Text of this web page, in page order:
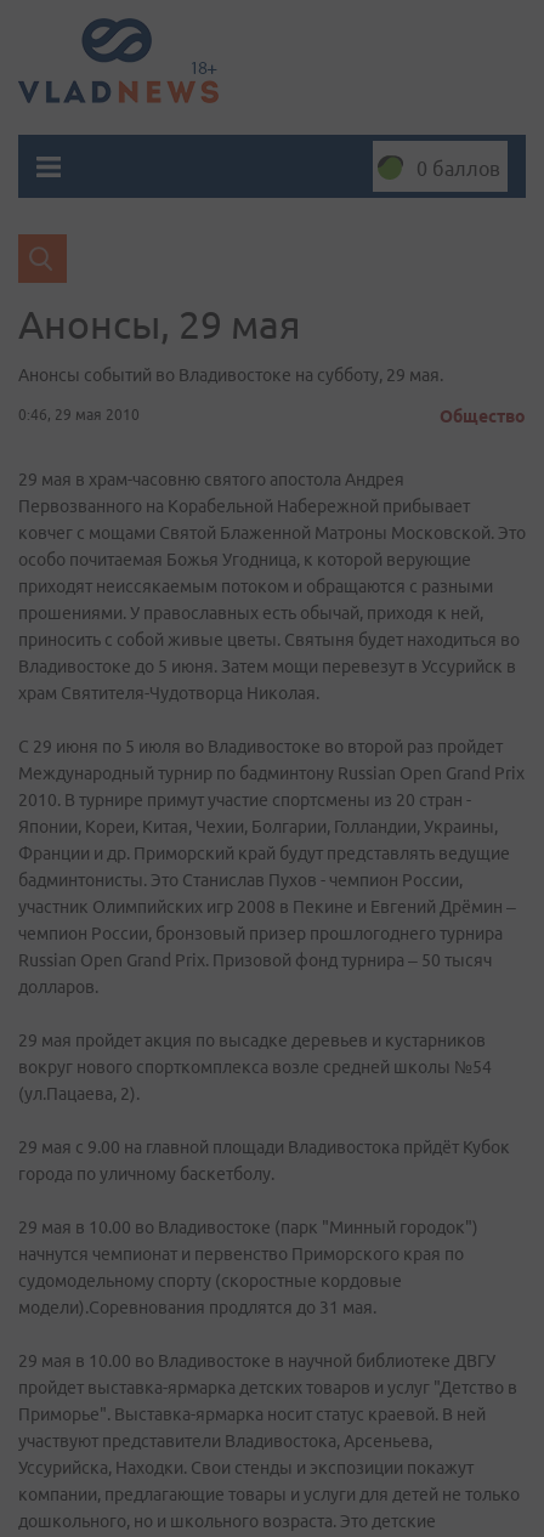
0 баллов
Анонсы, 29 мая
Анонсы событий во Владивостоке на субботу, 29 мая.
0:46, 29 мая 2010 Общество
29 мая в храм-часовню святого апостола Андрея
Первозванного на Корабельной Набережной прибывает
ковчег с мощами Святой Блаженной Матроны Московской. Это
особо почитаемая Божья Угодница, к которой верующие
приходят неиссякаемым потоком и обращаются с разными
прошениями. У православных есть обычай, приходя к ней,
приносить с собой живые цветы. Святыня будет находиться во
Владивостоке до 5 июня. Затем мощи перевезут в Уссурийск в
храм Святителя-Чудотворца Николая.
С 29 июня по 5 июля во Владивостоке во второй раз пройдет
Международный турнир по бадминтону Russian Open Grand Prix
2010. В турнире примут участие спортсмены из 20 стран -
Японии, Кореи, Китая, Чехии, Болгарии, Голландии, Украины,
Франции и др. Приморский край будут представлять ведущие
бадминтонисты. Это Станислав Пухов - чемпион России,
участник Олимпийских игр 2008 в Пекине и Евгений Дрёмин –
чемпион России, бронзовый призер прошлогоднего турнира
Russian Open Grand Prix. Призовой фонд турнира – 50 тысяч
долларов.
29 мая пройдет акция по высадке деревьев и кустарников
вокруг нового спорткомплекса возле средней школы №54
(ул.Пацаева, 2).
29 мая с 9.00 на главной площади Владивостока прйдёт Кубок
города по уличному баскетболу.
29 мая в 10.00 во Владивостоке (парк "Минный городок")
начнутся чемпионат и первенство Приморского края по
судомодельному спорту (скоростные кордовые
модели).Соревнования продлятся до 31 мая.
29 мая в 10.00 во Владивостоке в научной библиотеке ДВГУ
пройдет выставка-ярмарка детских товаров и услуг "Детство в
Приморье". Выставка-ярмарка носит статус краевой. В ней
участвуют представители Владивостока, Арсеньева,
Уссурийска, Находки. Свои стенды и экспозиции покажут
компании, предлагающие товары и услуги для детей не только
дошкольного, но и школьного возраста. Это детские